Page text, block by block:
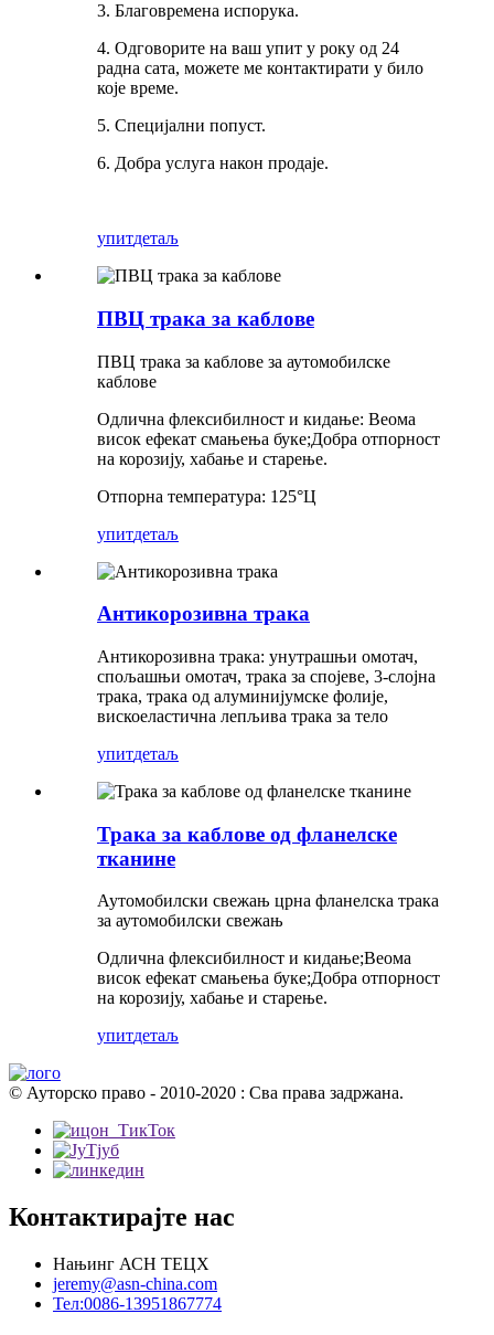
3. Благовремена испорука.
4. Одговорите на ваш упит у року од 24
радна сата, можете ме контактирати у било
које време.
5. Специјални попуст.
6. Добра услуга након продаје.
упитдетаљ
ПВЦ трака за каблове
ПВЦ трака за каблове за аутомобилске
каблове
Одлична флексибилност и кидање: Веома
висок ефекат смањења буке;Добра отпорност
на корозију, хабање и старење.
Отпорна температура: 125°Ц
упитдетаљ
Антикорозивна трака
Антикорозивна трака: унутрашњи омотач,
спољашњи омотач, трака за спојеве, 3-слојна
трака, трака од алуминијумске фолије,
вискоеластична лепљива трака за тело
упитдетаљ
Трака за каблове од фланелске
тканине
Аутомобилски свежањ црна фланелска трака
за аутомобилски свежањ
Одлична флексибилност и кидање;Веома
висок ефекат смањења буке;Добра отпорност
на корозију, хабање и старење.
упитдетаљ
© Ауторско право - 2010-2020 : Сва права задржана.
Контактирајте нас
Нањинг АСН ТЕЦХ
jeremy@asn-china.com
Тел:0086-13951867774